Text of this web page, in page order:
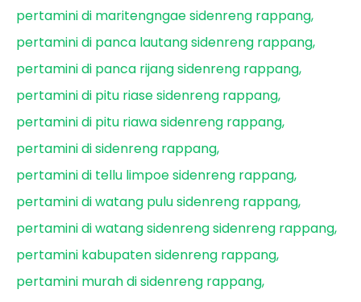
pertamini di maritengngae sidenreng rappang
pertamini di panca lautang sidenreng rappang
pertamini di panca rijang sidenreng rappang
pertamini di pitu riase sidenreng rappang
pertamini di pitu riawa sidenreng rappang
pertamini di sidenreng rappang
pertamini di tellu limpoe sidenreng rappang
pertamini di watang pulu sidenreng rappang
pertamini di watang sidenreng sidenreng rappang
pertamini kabupaten sidenreng rappang
pertamini murah di sidenreng rappang